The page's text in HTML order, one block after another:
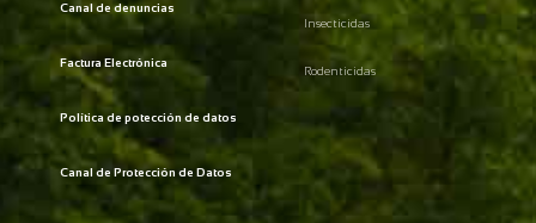
Canal de denuncias
Factura Electrónica
Política de potección de datos
Canal de Protección de Datos
Insecticidas
Rodenticidas